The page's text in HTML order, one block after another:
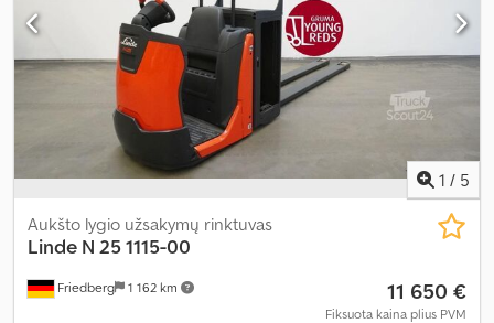
1 / 5
Friedberg 1 162 km
Aukšto lygio užsakymų rinktuvas
Linde N 25 1115-00
11 650 €
Fiksuota kaina plius PVM